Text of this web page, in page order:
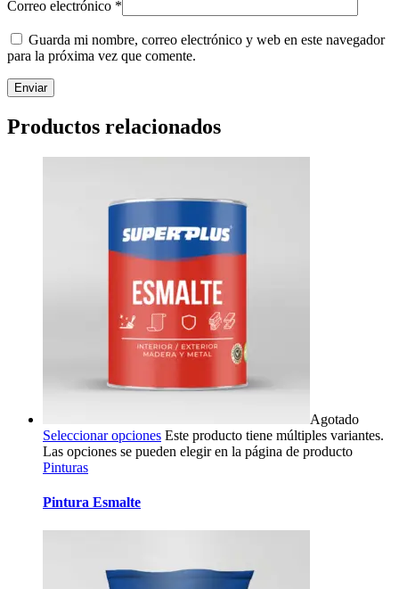
Correo electrónico *
Guarda mi nombre, correo electrónico y web en este navegador
para la próxima vez que comente.
Productos relacionados
Agotado
Seleccionar opciones Este producto tiene múltiples variantes.
Las opciones se pueden elegir en la página de producto
Pinturas
Pintura Esmalte